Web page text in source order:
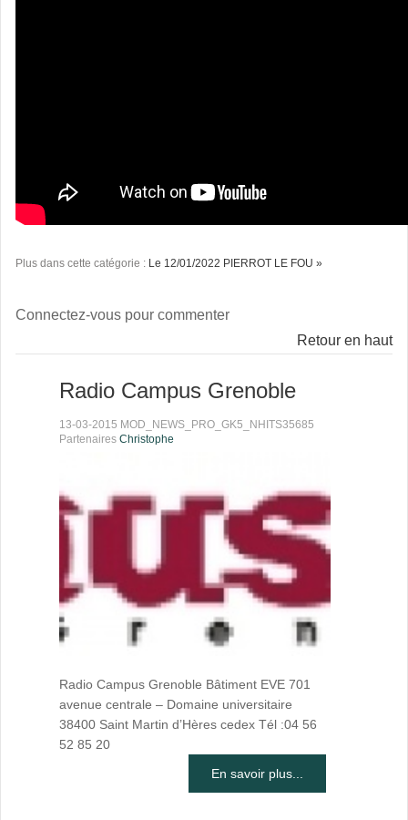
Plus dans cette catégorie : Le 12/01/2022 PIERROT LE FOU »
Connectez-vous pour commenter
Retour en haut
Radio Campus Grenoble
13-03-2015 MOD_NEWS_PRO_GK5_NHITS35685
Partenaires Christophe
Radio Campus Grenoble Bâtiment EVE 701
avenue centrale – Domaine universitaire
38400 Saint Martin d’Hères cedex Tél :04 56
52 85 20
En savoir plus...